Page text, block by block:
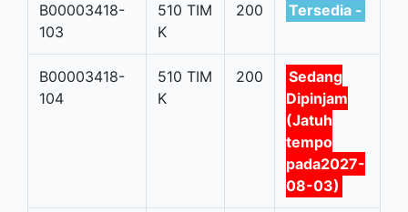
B00003418-
103
510 TIM
K
200 Tersedia -
B00003418-
104
510 TIM
K
200
Sedang
Dipinjam
(Jatuh
tempo
pada2027-
08-03)